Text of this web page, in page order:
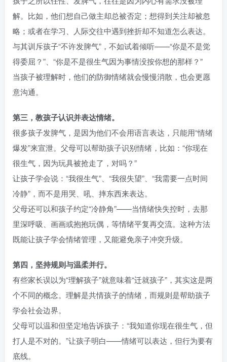
解。比如，他们想自己做主却总被否定；想得到关注却被忽
略；或者在学习、人际交往中遇到挫折却不知道怎么表达。
与其训斥孩子“不许发脾气”，不如试着倾听——“你是不是觉
得委屈？”、“你是不是很生气因为事情没按你想的那样？”
当孩子被理解时，他们的防御情绪就会慢慢消散，也会更愿
意沟通。
第三，教孩子认识并表达情绪。
很多孩子发脾气，是因为他们不会用语言表达，只能用“情绪
爆发”来宣泄。父母可以帮助孩子识别情绪，比如：“你现在
很生气，因为玩具被抢走了，对吗？”
让孩子学会说：“我很生气”、“我很失望”、“我需要一点时间
冷静”，而不是用哭、吼、摔东西来表达。
父母还可以和孩子约定“冷静角”——当情绪快失控时，去那
里深呼吸、画画或抱抱玩偶，等情绪平复再交流。这种方法
既能让孩子学会情绪管理，又能避免亲子冲突升级。
第四，坚持规则与温柔并行。
有些家长误以为“理解孩子”就意味着“迁就孩子”，其实这是两
个不同的概念。理解是共情孩子的情绪，而规则是帮助孩子
学会社会边界。
父母可以温和但坚定地告诉孩子：“我知道你现在很生气，但
打人是不对的。”让孩子明白——情绪可以表达，但行为要有
底线。